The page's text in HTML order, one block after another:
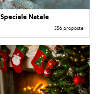
Speciale Natale
556 proposte